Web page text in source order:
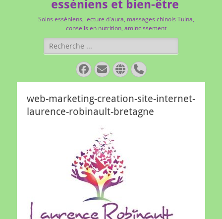
esséniens et bien-être
Soins esséniens, lecture d'aura, massages chinois Tuina,
conseils en nutrition, amincissement
Rechercher :
Facebook
E-
mail
Site
web
Tél
web-marketing-creation-site-internet-
laurence-robinault-bretagne